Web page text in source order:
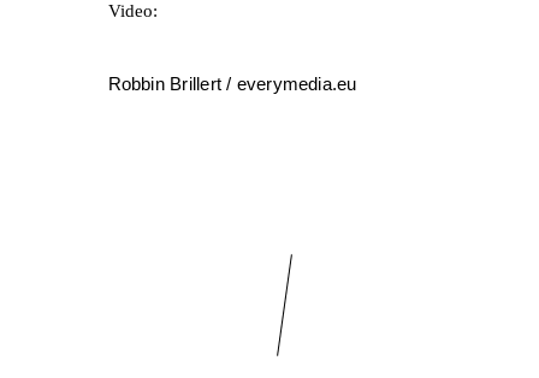
Video:
Robbin Brillert / everymedia.eu